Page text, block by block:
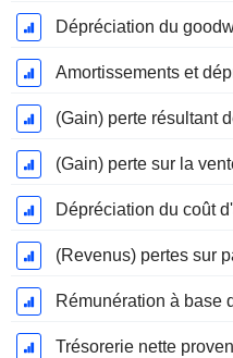
Amortissements et
(Gain) perte résultant
(Revenus) pertes sur
Rémunération à base